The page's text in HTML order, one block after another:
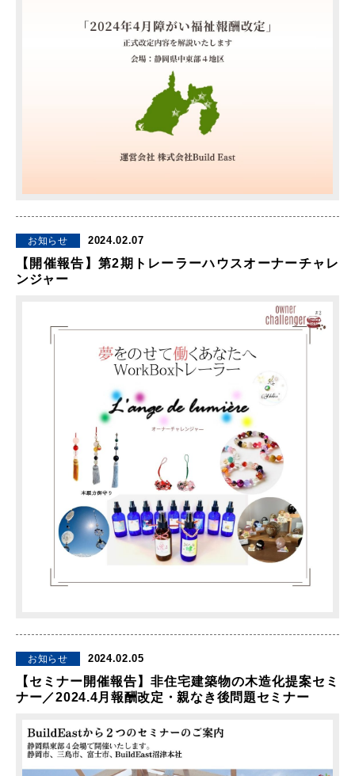
お知らせ 2024.02.07
【開催報告】第2期トレーラーハウスオーナーチャレ
ンジャー
お知らせ 2024.02.05
【セミナー開催報告】非住宅建築物の木造化提案セミ
ナー／2024.4月報酬改定・親なき後問題セミナー